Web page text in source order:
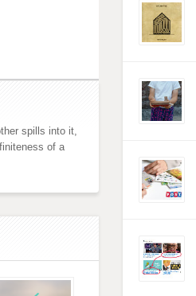
spills into it,
of a